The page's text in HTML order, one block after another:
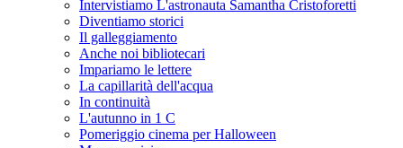
Intervistiamo L'astronauta Samantha Cristoforetti
Diventiamo storici
Il galleggiamento
Anche noi bibliotecari
Impariamo le lettere
La capillarità dell'acqua
In continuità
L'autunno in 1 C
Pomeriggio cinema per Halloween